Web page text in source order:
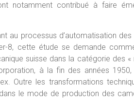
notamment contribué à faire
au processus d’automatisation
8, cette étude se demande
suisse dans la catégorie des
à la fin des années
Outre les transformations
dans le mode de production des